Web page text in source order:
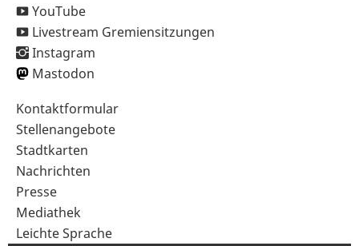
YouTube
Livestream Gremiensitzungen
Instagram
Mastodon
Sekundärnavigation
im
Fußbereich
Kontaktformular
Stellenangebote
Stadtkarten
Nachrichten
Presse
Mediathek
Leichte Sprache